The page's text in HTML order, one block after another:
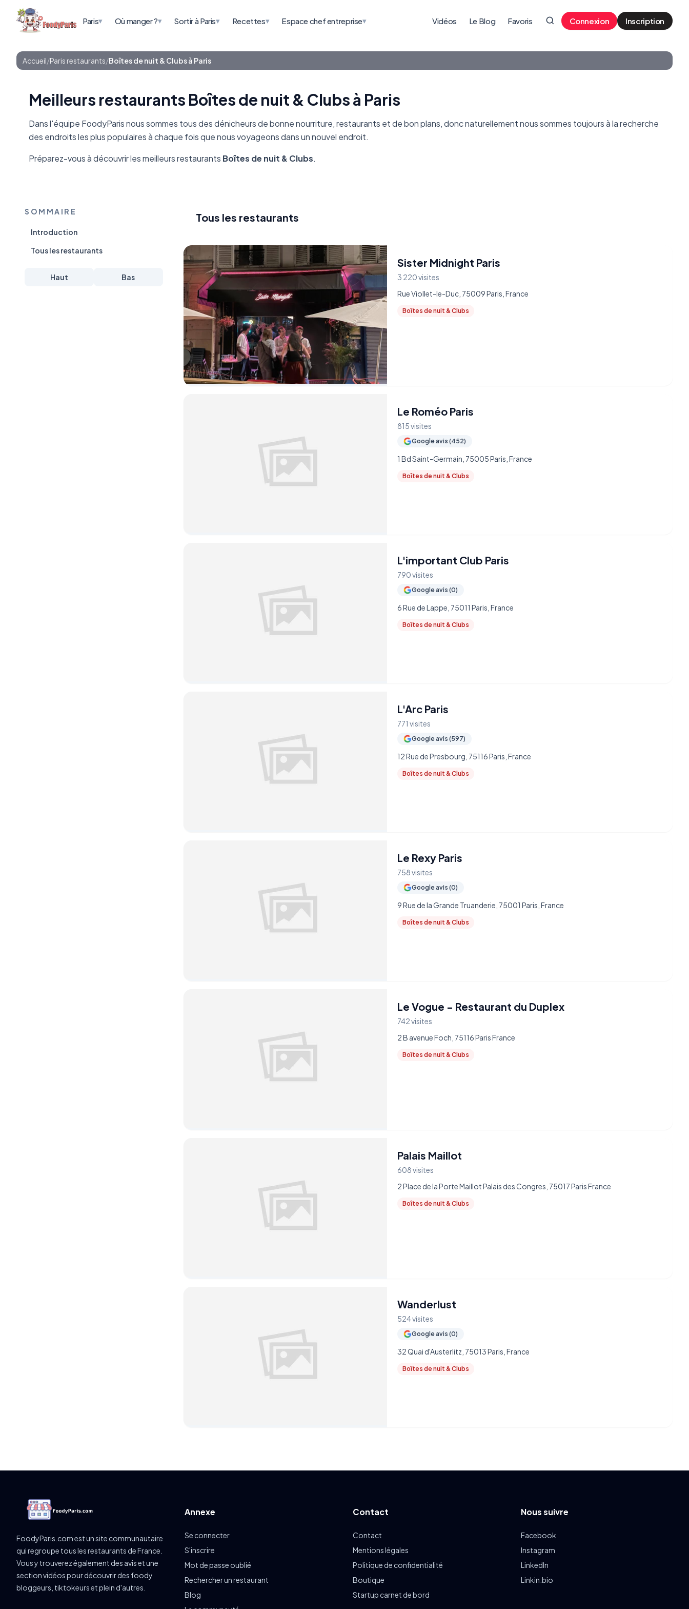
Paris▾ Où manger ?▾ Sortir à Paris▾ Recettes▾ Espace chef entreprise▾ Vidéos Le Blog Favoris Connexion Inscription
Accueil/Paris restaurants/Boîtes de nuit & Clubs à Paris
Meilleurs restaurants Boîtes de nuit & Clubs à Paris
Dans l'équipe FoodyParis nous sommes tous des dénicheurs de bonne nourriture, restaurants et de bon plans, donc naturellement nous sommes toujours à la recherche
des endroits les plus populaires à chaque fois que nous voyageons dans un nouvel endroit.
Préparez-vous à découvrir les meilleurs restaurants Boîtes de nuit & Clubs.
SOMMAIRE
Introduction
Tous les restaurants
Haut Bas
Tous les restaurants
Sister Midnight Paris
3 220 visites
Rue Viollet-le-Duc, 75009 Paris, France
Boîtes de nuit & Clubs
Le Roméo Paris
815 visites
Google avis (452)
1 Bd Saint-Germain, 75005 Paris, France
Boîtes de nuit & Clubs
L'important Club Paris
790 visites
Google avis (0)
6 Rue de Lappe, 75011 Paris, France
Boîtes de nuit & Clubs
L'Arc Paris
771 visites
Google avis (597)
12 Rue de Presbourg, 75116 Paris, France
Boîtes de nuit & Clubs
Le Rexy Paris
758 visites
Google avis (0)
9 Rue de la Grande Truanderie, 75001 Paris, France
Boîtes de nuit & Clubs
Le Vogue - Restaurant du Duplex
742 visites
2 B avenue Foch, 75116 Paris France
Boîtes de nuit & Clubs
Palais Maillot
608 visites
2 Place de la Porte Maillot Palais des Congres, 75017 Paris France
Boîtes de nuit & Clubs
Wanderlust
524 visites
Google avis (0)
32 Quai d'Austerlitz, 75013 Paris, France
Boîtes de nuit & Clubs
FoodyParis.com est un site communautaire
qui regroupe tous les restaurants de France.
Vous y trouverez également des avis et une
section vidéos pour découvrir des foody
bloggeurs, tiktokeurs et plein d'autres.
Annexe
Se connecter
S'inscrire
Mot de passe oublié
Rechercher un restaurant
Blog
Contact
Contact
Mentions légales
Politique de confidentialité
Boutique
Startup carnet de bord
Nous suivre
Facebook
Instagram
LinkedIn
Linkin.bio